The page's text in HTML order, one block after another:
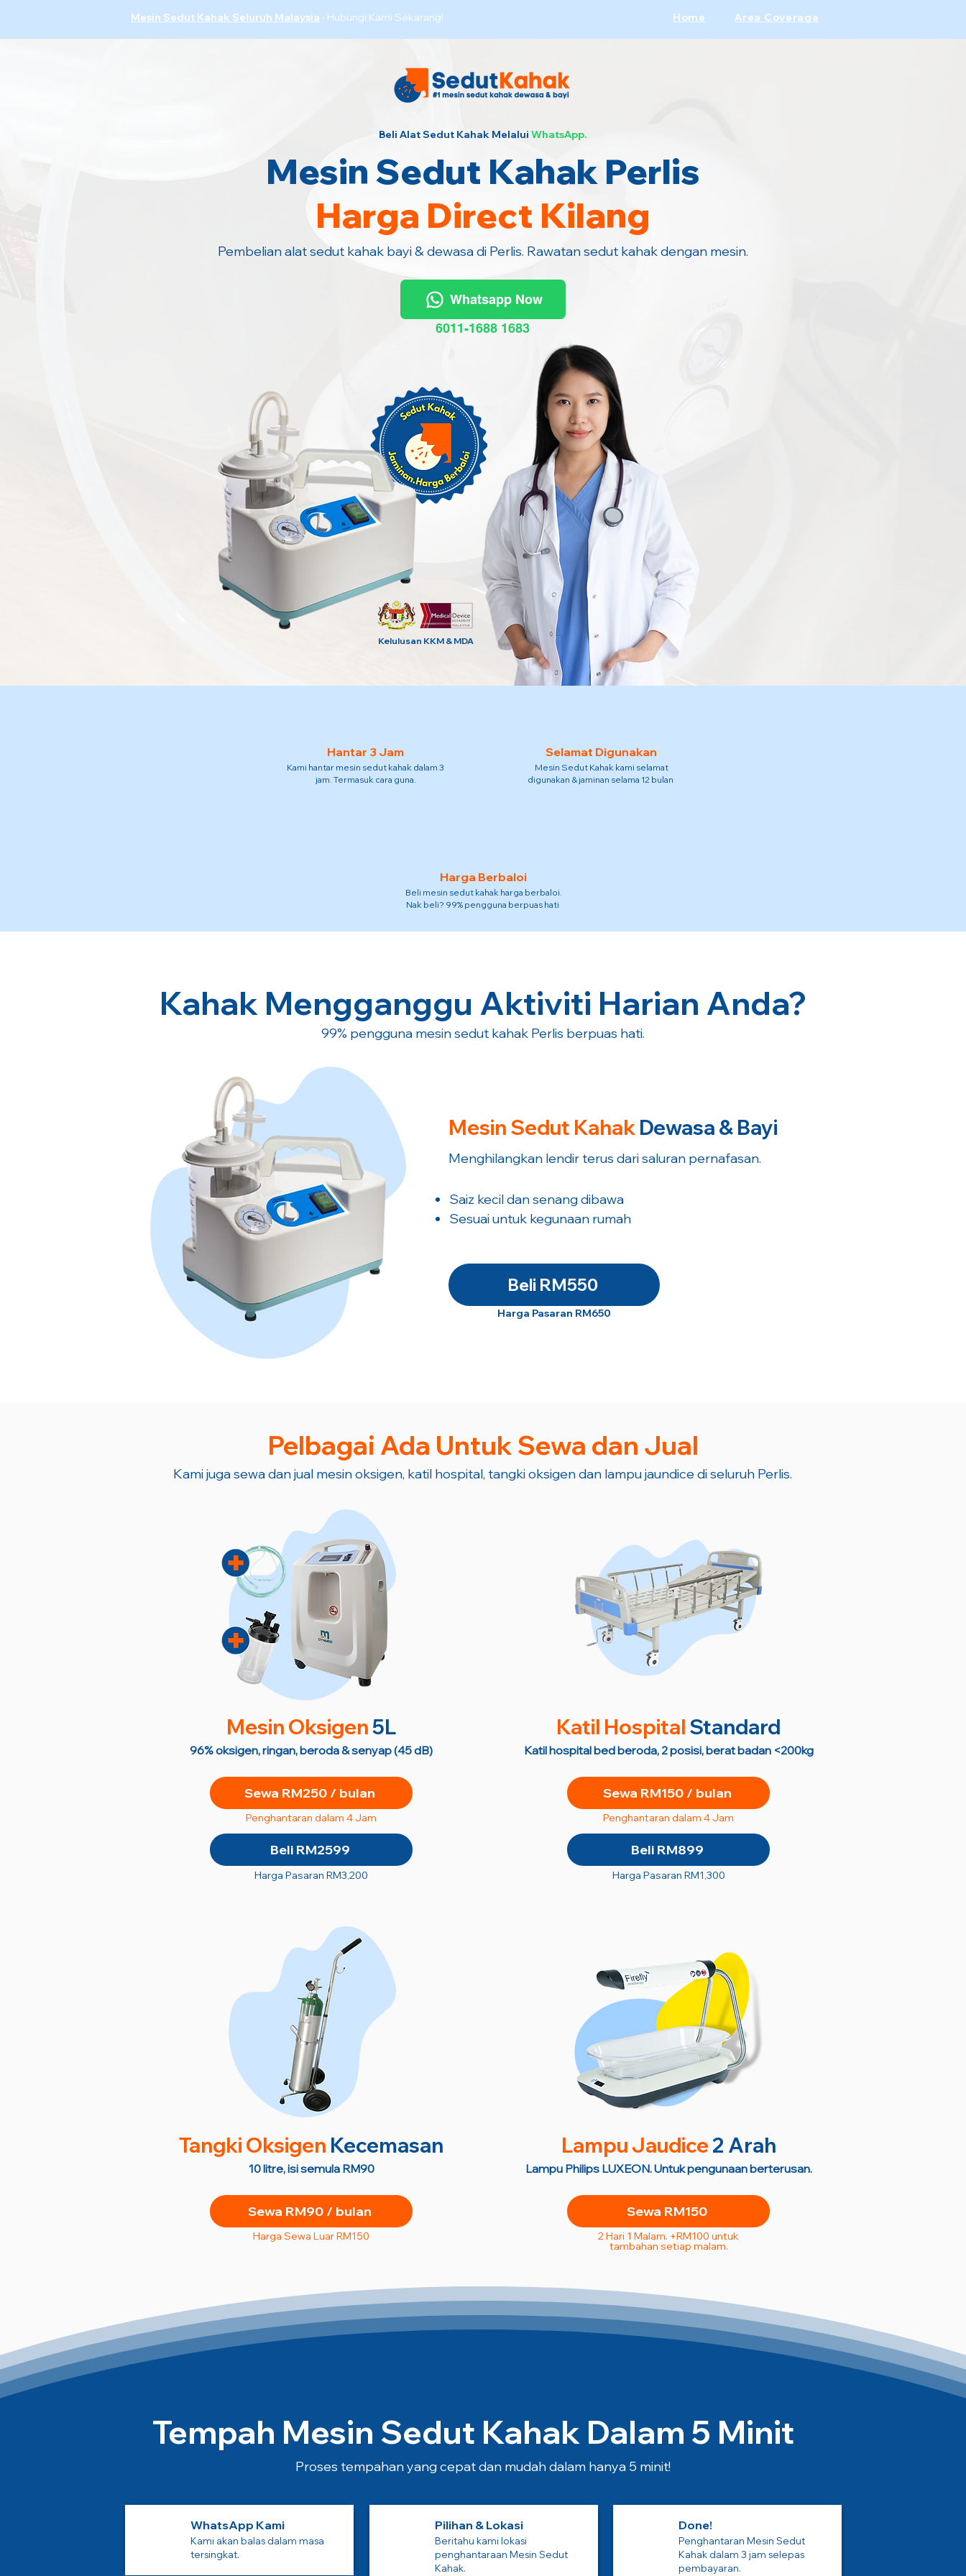
Mesin Sedut Kahak Seluruh Malaysia · Hubungi Kami Sekarang! Home Area Coverage
Beli Alat Sedut Kahak Melalui WhatsApp.
Mesin Sedut Kahak Perlis
Harga Direct Kilang
Pembelian alat sedut kahak bayi & dewasa di Perlis. Rawatan sedut kahak dengan mesin.
Whatsapp Now
6011-1688 1683
Kelulusan KKM & MDA
Hantar 3 Jam
Kami hantar mesin sedut kahak dalam 3
jam. Termasuk cara guna.
Selamat Digunakan
Mesin Sedut Kahak kami selamat
digunakan & jaminan selama 12 bulan
Harga Berbaloi
Beli mesin sedut kahak harga berbaloi.
Nak beli? 99% pengguna berpuas hati
Kahak Mengganggu Aktiviti Harian Anda?
99% pengguna mesin sedut kahak Perlis berpuas hati.
Mesin Sedut Kahak Dewasa & Bayi
Menghilangkan lendir terus dari saluran pernafasan.
Saiz kecil dan senang dibawa
Sesuai untuk kegunaan rumah
Beli RM550
Harga Pasaran RM650
Pelbagai Ada Untuk Sewa dan Jual
Kami juga sewa dan jual mesin oksigen, katil hospital, tangki oksigen dan lampu jaundice di seluruh Perlis.
Mesin Oksigen5L
96% oksigen, ringan, beroda & senyap (45 dB)
Sewa RM250 / bulan
Penghantaran dalam 4 Jam
Beli RM2599
Harga Pasaran RM3,200
Katil Hospital Standard
Katil hospital bed beroda, 2 posisi, berat badan <200kg
Sewa RM150 / bulan
Penghantaran dalam 4 Jam
Beli RM899
Harga Pasaran RM1,300
Tangki Oksigen Kecemasan
10 litre, isi semula RM90
Sewa RM90 / bulan
Harga Sewa Luar RM150
Lampu Jaudice2 Arah
Lampu Philips LUXEON. Untuk pengunaan berterusan.
Sewa RM150
2 Hari 1 Malam. +RM100 untuk
tambahan setiap malam.
Tempah Mesin Sedut Kahak Dalam 5 Minit
Proses tempahan yang cepat dan mudah dalam hanya 5 minit!
WhatsApp Kami
Kami akan balas dalam masa
tersingkat.
Pilihan & Lokasi
Beritahu kami lokasi
penghantaraan Mesin Sedut
Kahak.
Done!
Penghantaran Mesin Sedut
Kahak dalam 3 jam selepas
pembayaran.